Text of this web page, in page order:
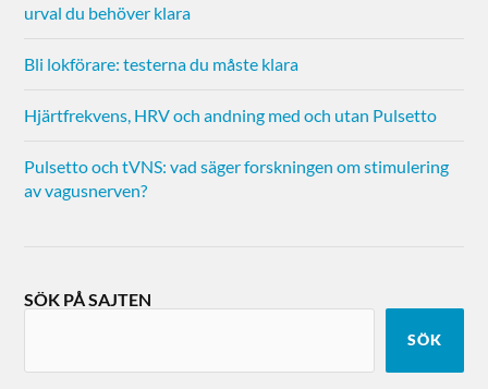
urval du behöver klara
Bli lokförare: testerna du måste klara
Hjärtfrekvens, HRV och andning med och utan Pulsetto
Pulsetto och tVNS: vad säger forskningen om stimulering
av vagusnerven?
SÖK PÅ SAJTEN
SÖK